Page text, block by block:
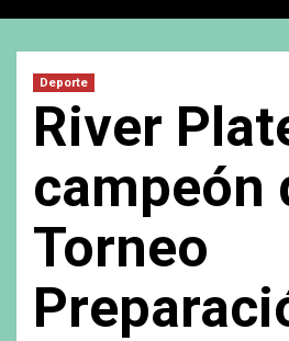
Deporte
River
campeón
Torneo